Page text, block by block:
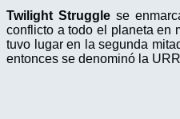
Twilight Strugglese
conflicto a todo el planeta en
tuvo lugar en la segunda
entonces se denominó la